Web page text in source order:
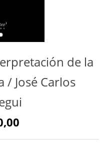
de la
José Carlos